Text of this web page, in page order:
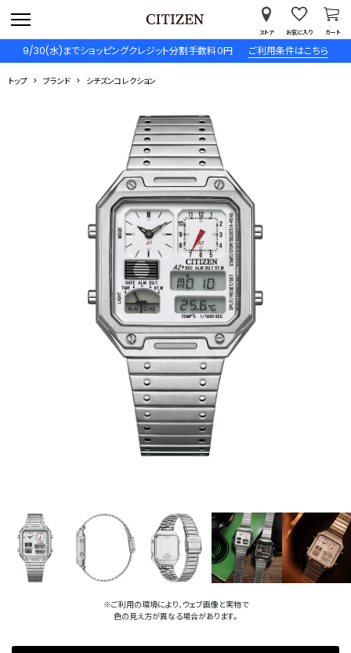
9/30(水)までショッピングクレジット分割手数料０円 ご利用条件はこちら
ストア お気に入り カート
トップ ブランド シチズンコレクション
※ご利用の環境により、ウェブ画像と実物で
色の見え方が異なる場合があります。